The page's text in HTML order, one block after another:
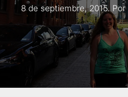
8 de septiembre, 2015. Por